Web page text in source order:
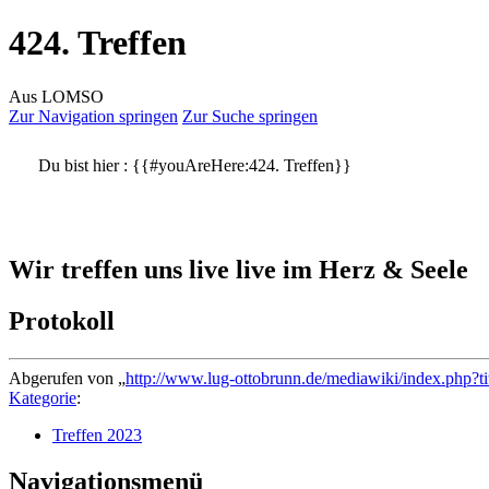
424. Treffen
Aus LOMSO
Zur Navigation springen Zur Suche springen
Du bist hier : {{#youAreHere:424. Treffen}}
Wir treffen uns live live im Herz & Seele
Protokoll
Abgerufen von „http://www.lug-ottobrunn.de/mediawiki/
Kategorie:
Treffen 2023
Navigationsmenü